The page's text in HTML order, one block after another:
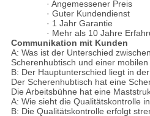
· Angemessener Preis
· Guter Kundendienst
· 1 Jahr Garantie
· Mehr als 10 Jahre
Communikation mit Kunden
A: Was ist der Unterschied
Scherenhubtisch und einer
B: Der Hauptunterschied liegt in
Der Scherenhubtisch hat eine
Die Arbeitsbühne hat eine
A: Wie sieht die Qualitätskontrolle
B: Die Qualitätskontrolle erfolgt